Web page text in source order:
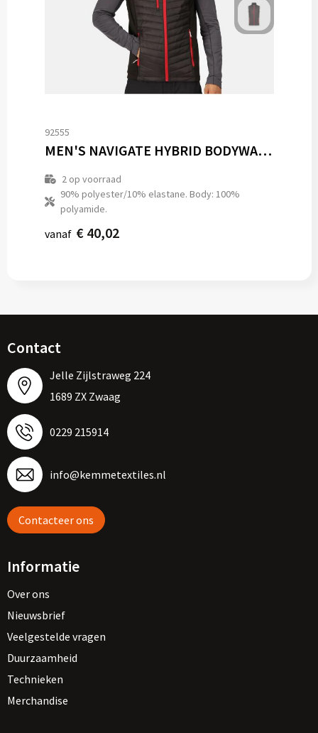
92555
MEN'S NAVIGATE HYBRID BODYWARMER
2op voorraad
90% polyester/10% elastane. Body: 100%
polyamide.
vanaf € 40,02
Contact
Jelle Zijlstraweg 224
1689 ZX Zwaag
0229 215914
info@kemmetextiles.nl
Contacteer ons
Informatie
Over ons
Nieuwsbrief
Veelgestelde vragen
Duurzaamheid
Technieken
Merchandise